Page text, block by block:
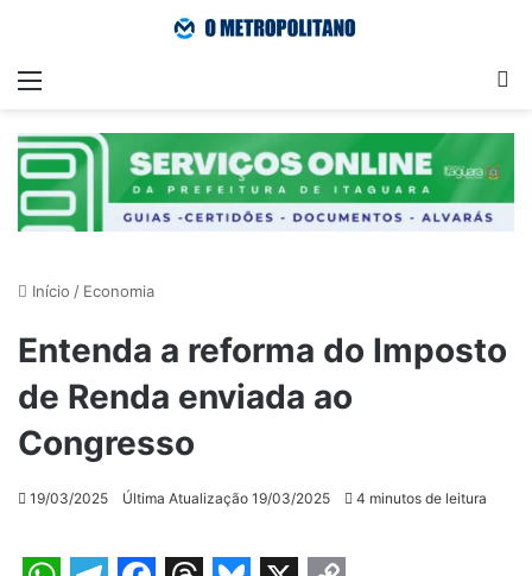
Menu
Início / Economia
Entenda a reforma do Imposto
de Renda enviada ao
Congresso
19/03/2025 Última Atualização 19/03/2025 4 minutos de leitura